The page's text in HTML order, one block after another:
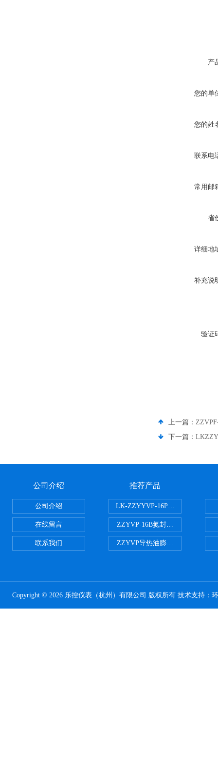
产
您的单
您的姓
联系电
常用邮
省
详细地
补充说
验证
上一篇：
下一篇：
公司介绍
公司介绍
在线留言
联系我们
推荐产品
LK-ZZYYVP-16P不锈钢氮封阀
ZZYVP-16B氮封供氮阀
ZZYVP导热油膨胀槽氮封阀
Copyright © 2026 乐控仪表（杭州）有限公司 版权所有 技术支持：